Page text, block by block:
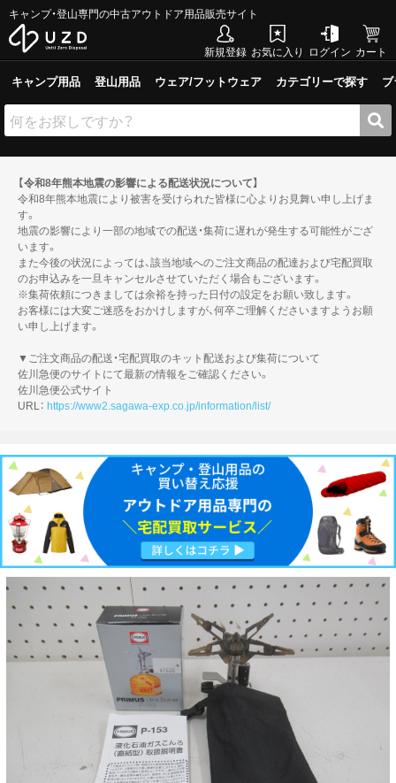
キャンプ・登山専門の中古アウトドア用品販売サイト
新規登録 お気に入り ログイン カート
キャンプ用品 登山用品 ウェア/フットウェア カテゴリーで探す
【令和8年熊本地震の影響による配送状況について】
令和8年熊本地震により被害を受けられた皆様に心よりお見舞い申し上げま
す。
地震の影響により一部の地域での配送・集荷に遅れが発生する可能性がござ
います。
また今後の状況によっては、該当地域へのご注文商品の配達および宅配買取
のお申込みを一旦キャンセルさせていただく場合もございます。
※集荷依頼につきましては余裕を持った日付の設定をお願い致します。
お客様には大変ご迷惑をおかけしますが、何卒ご理解くださいますようお願
い申し上げます。
▼ご注文商品の配送・宅配買取のキット配送および集荷について
佐川急便のサイトにて最新の情報をご確認ください。
佐川急便公式サイト
URL： https://www2.sagawa-exp.co.jp/information/list/